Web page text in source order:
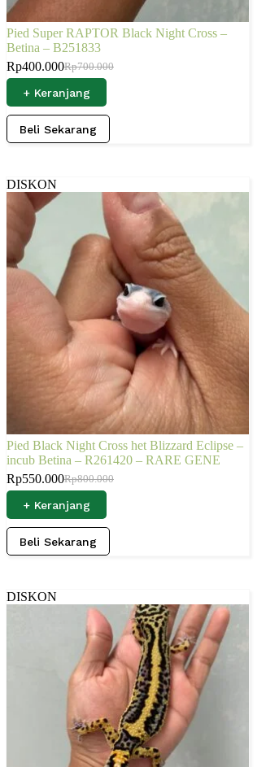
Pied Super RAPTOR Black Night Cross –
Betina – B251833
Rp700.000
Rp400.000
+ Keranjang
Beli Sekarang
DISKON
Pied Black Night Cross het Blizzard Eclipse –
incub Betina – R261420 – RARE GENE
Rp800.000
Rp550.000
+ Keranjang
Beli Sekarang
DISKON